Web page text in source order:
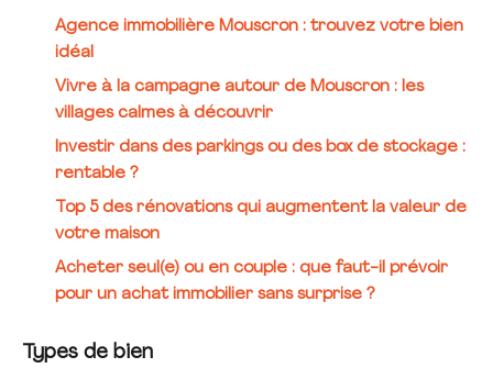
Agence immobilière Mouscron : trouvez votre bien
idéal
Vivre à la campagne autour de Mouscron : les
villages calmes à découvrir
Investir dans des parkings ou des box de stockage :
rentable ?
Top 5 des rénovations qui augmentent la valeur de
votre maison
Acheter seul(e) ou en couple : que faut-il prévoir
pour un achat immobilier sans surprise ?
Types de bien